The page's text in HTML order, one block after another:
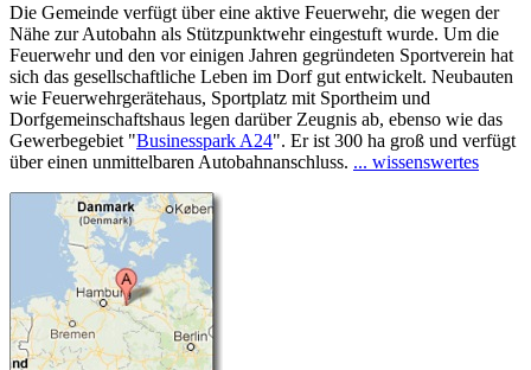
Die Gemeinde verfügt über eine aktive Feuerwehr, die wegen der
Nähe zur Autobahn als Stützpunktwehr eingestuft wurde. Um die
Feuerwehr und den vor einigen Jahren gegründeten Sportverein hat
sich das gesellschaftliche Leben im Dorf gut entwickelt. Neubauten
wie Feuerwehrgerätehaus, Sportplatz mit Sportheim und
Dorfgemeinschaftshaus legen darüber Zeugnis ab, ebenso wie das
Gewerbegebiet "Businesspark A24". Er ist 300 ha groß und verfügt
über einen unmittelbaren Autobahnanschluss. ... wissenswertes